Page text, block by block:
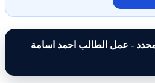
المحدد - عمل الطالب احمد اسامة